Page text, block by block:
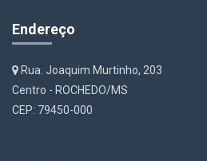
Endereço
Rua. Joaquim Murtinho, 203
Centro - ROCHEDO/MS
CEP: 79450-000